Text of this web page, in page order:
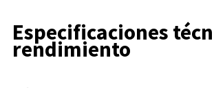
debido a que los
N no tendrán que
Especificaciones
rendimiento